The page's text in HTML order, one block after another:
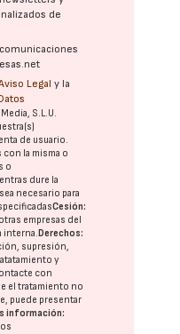
de
Legal y la
S.L.U.
de usuario.
la misma o
o
dure la
necesario para
Cesión:
empresas del
interna. Derechos:
supresión,
y
con
el tratamiento no
puede presentar
información: